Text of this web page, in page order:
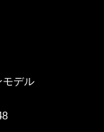
モデル